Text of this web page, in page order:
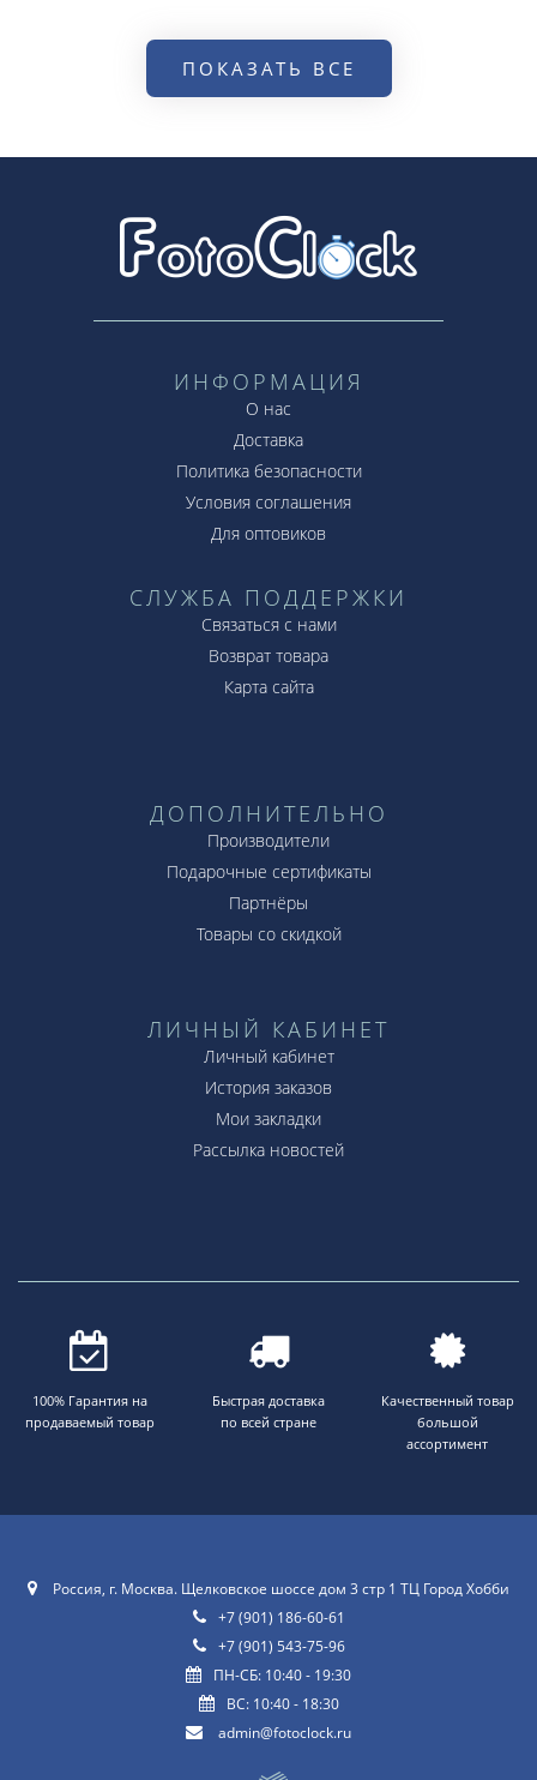
ПОКАЗАТЬ ВСЕ
ИНФОРМАЦИЯ
О нас
Доставка
Политика безопасности
Условия соглашения
Для оптовиков
СЛУЖБА ПОДДЕРЖКИ
Связаться с нами
Возврат товара
Карта сайта
ДОПОЛНИТЕЛЬНО
Производители
Подарочные сертификаты
Партнёры
Товары со скидкой
ЛИЧНЫЙ КАБИНЕТ
Личный кабинет
История заказов
Мои закладки
Рассылка новостей
100% Гарантия на
продаваемый товар
Быстрая доставка
по всей стране
Качественный товар
большой
ассортимент
Россия, г. Москва. Щелковское шоссе дом 3 стр 1 ТЦ Город Хобби
+7 (901) 186-60-61
+7 (901) 543-75-96
ПН-СБ: 10:40 - 19:30
ВС: 10:40 - 18:30
admin@fotoclock.ru